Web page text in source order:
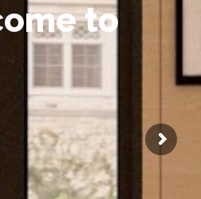
ome to